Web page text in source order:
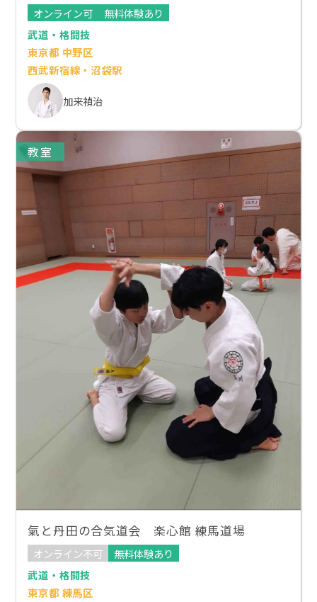
オンライン可
無料体験あり
武道・格闘技
東京都 中野区
西武新宿線・沼袋駅
加来禎治
教室
氣と丹田の合気道会 楽心館 練馬道場
オンライン不可
無料体験あり
武道・格闘技
東京都 練馬区